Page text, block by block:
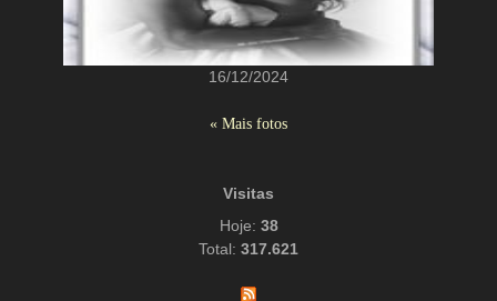
16/12/2024
« Mais fotos
Visitas
Hoje: 38
Total: 317.621